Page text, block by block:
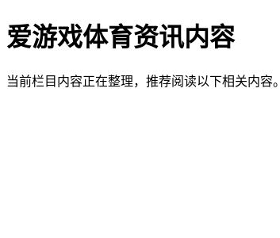
爱游戏体育资讯内容
当前栏目内容正在整理，推荐阅读以下相关内容。